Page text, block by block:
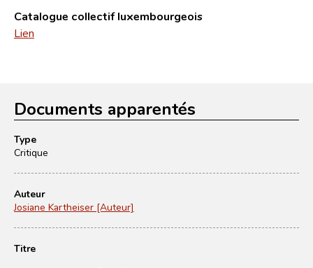
Catalogue collectif luxembourgeois
Lien
Documents apparentés
Type
Critique
Auteur
Josiane Kartheiser [Auteur]
Titre